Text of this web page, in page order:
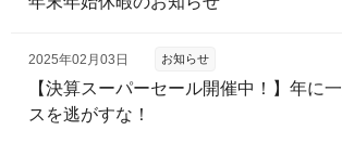
2025年02月03日 お知らせ
【決算スーパーセール開催中！】年に
スを逃がすな！